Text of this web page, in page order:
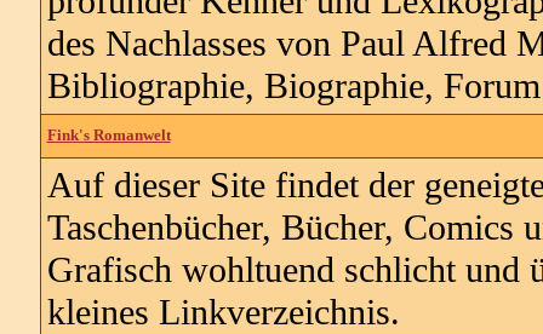
des Nachlasses von Paul Alfred
Bibliographie, Biographie,
Fink's Romanwelt
Auf dieser Site findet der
Taschenbücher, Bücher, Comics
Grafisch wohltuend schlicht und
kleines Linkverzeichnis.